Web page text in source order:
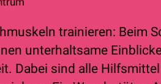
trainieren: Beim
unterhaltsame
Dabei sind alle